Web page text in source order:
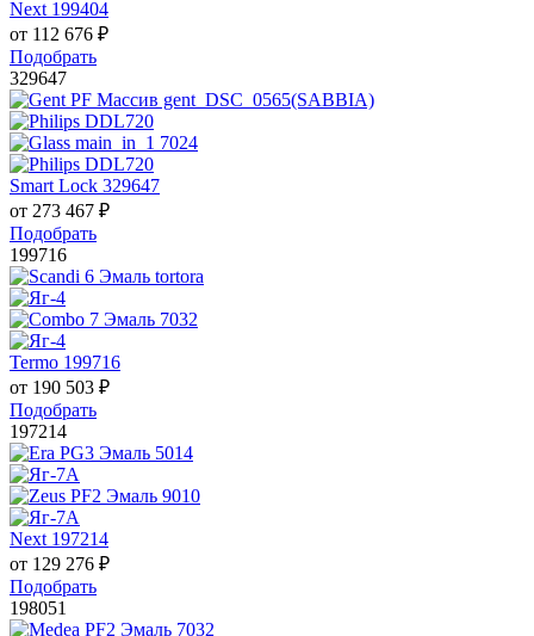
Next 199404
от 112 676 ₽
Подобрать
329647
Smart Lock 329647
от 273 467 ₽
Подобрать
199716
Termo 199716
от 190 503 ₽
Подобрать
197214
Next 197214
от 129 276 ₽
Подобрать
198051